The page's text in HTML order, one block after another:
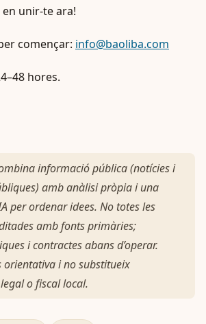
en unir-te ara!
començar: info@baoliba.com
hores.
informació pública (notícies i
amb anàlisi pròpia i una
per ordenar idees. No totes les
amb fonts primàries;
i contractes abans d’operar.
orientativa i no substitueix
o fiscal local.